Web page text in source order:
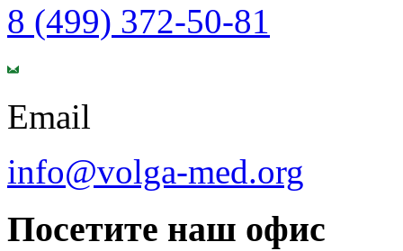
8 (499) 372-50-81
Email
info@volga-med.org
Посетите наш офис